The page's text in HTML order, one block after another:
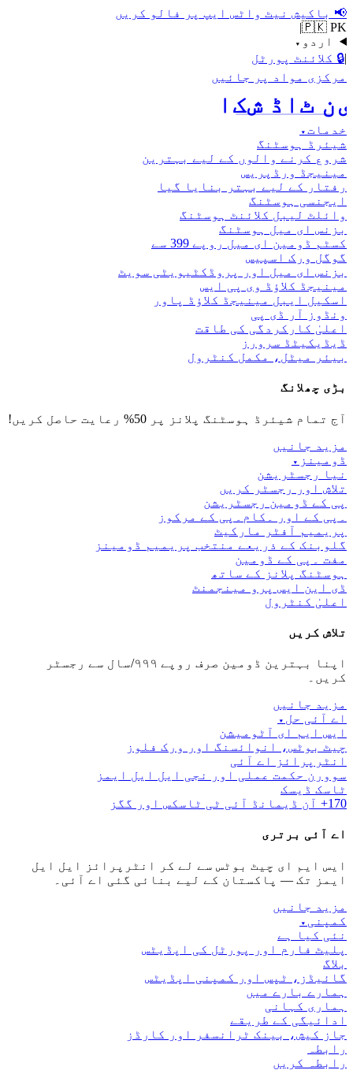
📢 باکیش نیٹ واٹس ایپ پر فالو کریں
🇵🇰 PK
|
اردو ▾
|
🔒 کلائنٹ پورٹل
مرکزی مواد پر جائیں
ڈاٹ نیٹ
خدمات▾
شیئرڈ ہوسٹنگ
شروع کرنے والوں کے لیے بہترین
مینیجڈ ورڈپریس
رفتار کے لیے بہتر بنایا گیا
ایجنسی ہوسٹنگ
وائلٹ لیبل کلائنٹ ہوسٹنگ
بزنس ای میل ہوسٹنگ
کسٹم ڈومین ای میل روپے 399 سے
گوگل ورک اسپیس
بزنس ای میل اور پروڈکٹیویٹی سویٹ
مینیجڈ کلاؤڈ وی پی ایس
اسکیل ایبل مینیجڈ کلاؤڈ پاور
ونڈوز آر ڈی پی
اعلیٰ کارکردگی کی طاقت
ڈیڈیکیٹڈ سرورز
بیئر میٹل، مکمل کنٹرول
بڑی چھلانگ
آج تمام شیئرڈ ہوسٹنگ پلانز پر 50% رعایت حاصل کریں!
مزید جانیں
ڈومینز ▾
نیا رجسٹریشن
تلاش اور رجسٹر کریں
پی کے ڈومین رجسٹریشن
۔پی کے اور ۔کام۔پی کے مرکوز
پریمیم آفٹر مارکیٹ
گلوبنک کے ذریعے منتخب پریمیم ڈومینز
مفت ۔پی کے ڈومین
ہوسٹنگ پلانز کے ساتھ
ڈی این ایس پرو مینجمنٹ
اعلیٰ کنٹرول
تلاش کریں
اپنا بہترین ڈومین صرف روپے ۹۹۹/سال سے رجسٹر
کریں۔
مزید جانیں
اے آئی حل ▾
ایس ایم ای آٹومیشن
چیٹ بوٹس، انوائسنگ اور ورک فلوز
انٹرپرائز اے آئی
سوورن حکمت عملی اور نجی ایل ایل ایمز
ٹاسک ڈیسک
170+ آن ڈیمانڈ آئی ٹی ٹاسکس اور گگز
اے آئی برتری
ایس ایم ای چیٹ بوٹس سے لے کر انٹرپرائز ایل ایل
ایمز تک — پاکستان کے لیے بنائی گئی اے آئی۔
مزید جانیں
کمپنی ▾
نئی کیا ہے
پلیٹ فارم اور پورٹل کی اپڈیٹس
بلاگ
گائیڈز، ٹپس اور کمپنی اپڈیٹس
ہمارے بارے میں
ہماری کہانی
ادائیگی کے طریقے
جاز کیش، بینک ٹرانسفر اور کارڈز
رابطہ
رابطہ کریں